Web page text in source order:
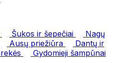
Šukos ir šepečiai
Nagų
Ausų priežiūra
Dantų ir
Gydomieji šampūnai